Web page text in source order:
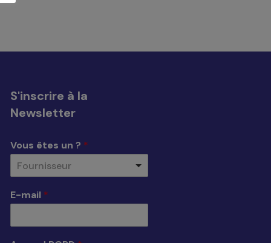
S'inscrire à la
Newsletter
Vous êtes un ? *
Fournisseur
E-mail *